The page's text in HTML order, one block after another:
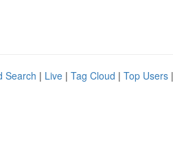
Search | Live | Tag Cloud | Top Users